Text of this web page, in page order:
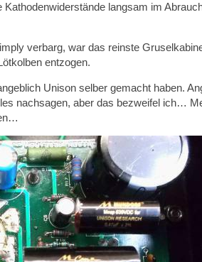
langsam im
verbarg, war das reinste
entzogen.
Unison selber gemacht haben.
nachsagen, aber das bezweifel ich…